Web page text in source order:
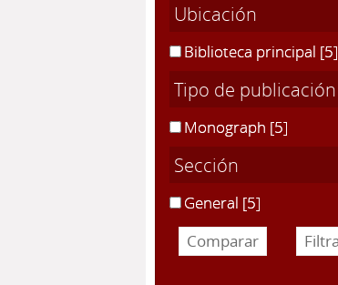
Ubicación
Biblioteca principal [5]
Tipo de publicación
Monograph [5]
Sección
General [5]